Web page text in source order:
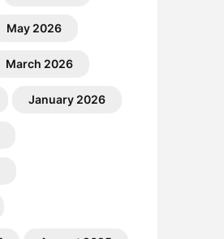
May 2026
March 2026
January 2026